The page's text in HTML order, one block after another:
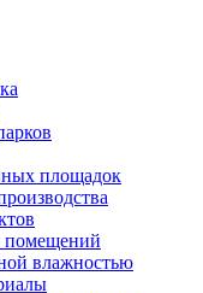
площадок
помещений
влажностью